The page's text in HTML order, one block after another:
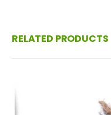
RELATED PRODUCTS